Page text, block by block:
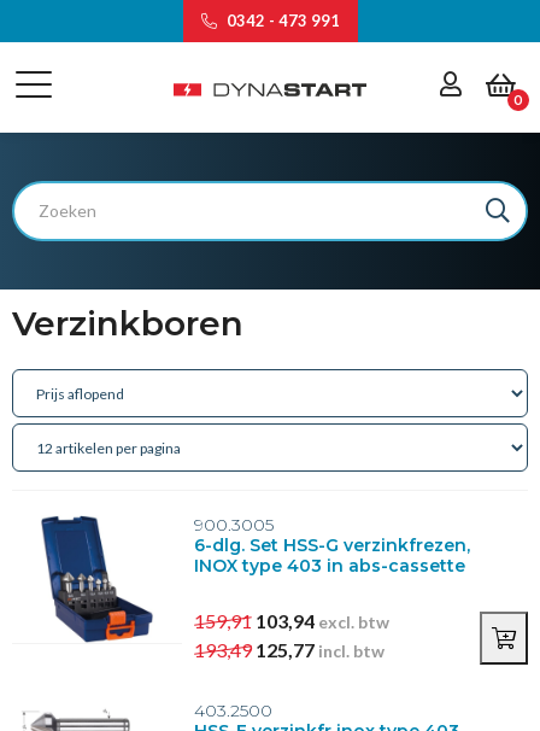
0342 - 473 991
0
Verzinkboren
900.3005
6-dlg. Set HSS-G verzinkfrezen,
INOX type 403 in abs-cassette
159,91 103,94 excl. btw
193,49125,77 incl. btw
403.2500